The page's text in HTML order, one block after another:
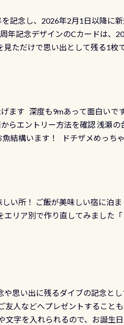
す そこで下記のキャンペーン
して頂いた方は、上記の水検査
、セットでこの水検査も出しま
な川？ 長良川は日本三大清流(
の郡上市に始まり、美濃を経
全国で唯一河川で選ばれた清
ます 川原からのエントリーエ
では見られない光景です 透明
ウウオ」が見れる 長良川ダイ
を超える世界最大の両生類で
特別天然記念物と言えば他には「
記念し、2026年2月1日以降に
年記念デザインのCカードは、
ただけで思い出として残る1枚
、EFR、TECなど特別プロ
ルティ、AWAREデザインカー
るカードは通常デザインとな
も、「いつ始めたか」は、あ
たら、ぜひ参加してみてくださ
／リゾートが用意したオリジ
ます 深度も9mあって面白いで
エントリー方法を確認 浅瀬の
結構います！ ドチザメめっち
付き添いの方とも記念撮影も出
影の練習や、4時間たっぷり利
い所！ ご飯が美味しい宿に泊
リア別で作り直してみました
思い出に残るダイブの記念と
人などへプレゼントすること
字を入れられるので、お誕生